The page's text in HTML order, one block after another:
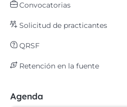
Convocatorias
Solicitud de practicantes
QRSF
Retención en la fuente
Agenda